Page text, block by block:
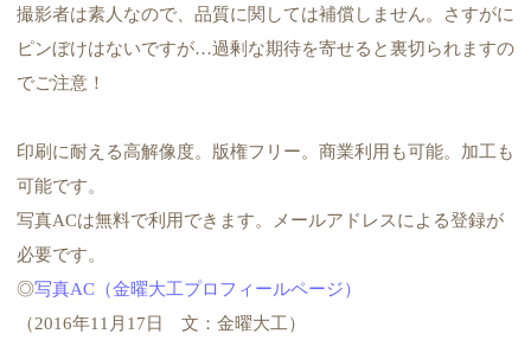
撮影者は素人なので、品質に関しては補償しません。さすがに
ピンぼけはないですが…過剰な期待を寄せると裏切られますの
でご注意！
印刷に耐える高解像度。版権フリー。商業利用も可能。加工も
可能です。
写真ACは無料で利用できます。メールアドレスによる登録が
必要です。
◎写真AC（金曜大工プロフィールページ）
（2016年11月17日 文：金曜大工）